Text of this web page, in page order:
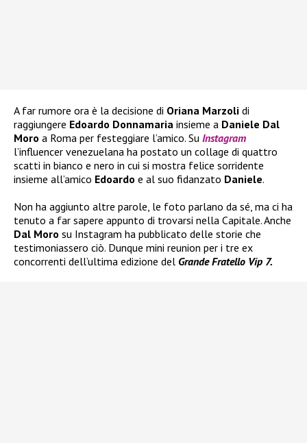
A far rumore ora è la decisione di Oriana Marzoli di
raggiungere Edoardo Donnamaria insieme a Daniele Dal
Moro a Roma per festeggiare l’amico. Su Instagram
l’influencer venezuelana ha postato un collage di quattro
scatti in bianco e nero in cui si mostra felice sorridente
insieme all’amico Edoardo e al suo fidanzato Daniele.
Non ha aggiunto altre parole, le foto parlano da sé, ma ci ha
tenuto a far sapere appunto di trovarsi nella Capitale. Anche
Dal Moro su Instagram ha pubblicato delle storie che
testimoniassero ciò. Dunque mini reunion per i tre ex
concorrenti dell’ultima edizione del Grande Fratello Vip 7.